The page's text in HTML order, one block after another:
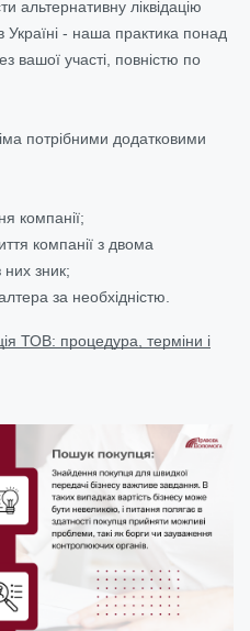
альтернативну ліквідацію
- наша практика понад
вашої участі, повністю по
потрібними додатковими
компанії;
компанії з двома
зник;
за необхідністю.
ТОВ: процедура, терміни і